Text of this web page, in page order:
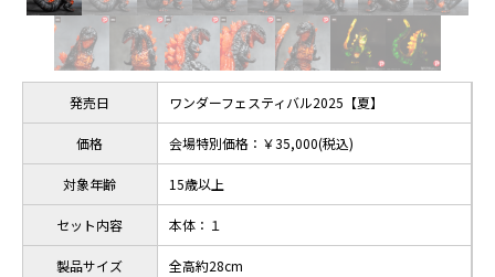
発売日 ワンダーフェスティバル2025【夏】
価格 会場特別価格：￥35,000(税込)
対象年齢 15歳以上
セット内容 本体：１
製品サイズ 全高約28cm